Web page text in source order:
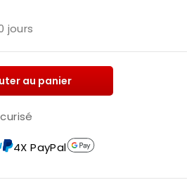
jours
au panier
4X PayPal